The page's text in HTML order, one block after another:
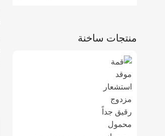
منتجات ساخنة